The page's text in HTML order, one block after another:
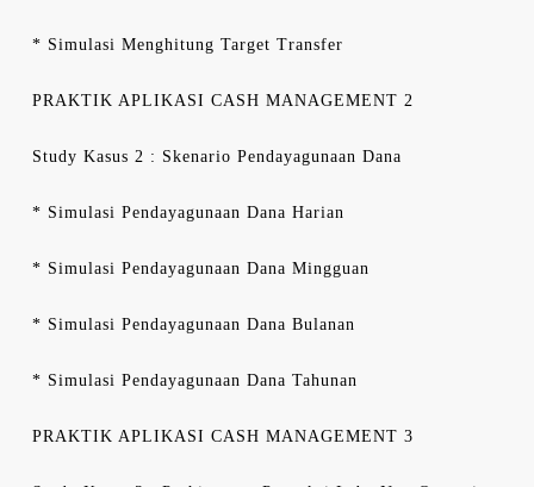
* Simulasi Menghitung Target Transfer
PRAKTIK APLIKASI CASH MANAGEMENT 2
Study Kasus 2 : Skenario Pendayagunaan Dana
* Simulasi Pendayagunaan Dana Harian
* Simulasi Pendayagunaan Dana Mingguan
* Simulasi Pendayagunaan Dana Bulanan
* Simulasi Pendayagunaan Dana Tahunan
PRAKTIK APLIKASI CASH MANAGEMENT 3